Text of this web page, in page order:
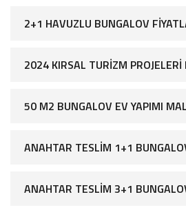
2+1 HAVUZLU BUNGALOV
2024 KIRSAL TURIZM PROJELERI
50 M2 BUNGALOV EV YAPIMI
ANAHTAR TESLIM 1+1
ANAHTAR TESLIM 3+1